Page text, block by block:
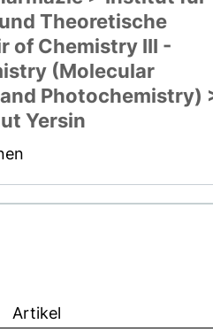
Theoretische
of Chemistry III -
(Molecular
Photochemistry)
Yersin
Artikel